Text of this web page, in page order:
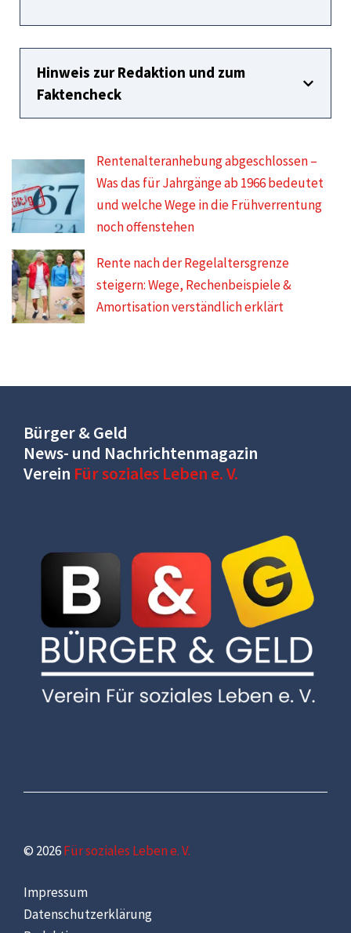
Hinweis zur Redaktion und zum
Faktencheck
Rentenalteranhebung abgeschlossen –
Was das für Jahrgänge ab 1966 bedeutet
und welche Wege in die Frühverrentung
noch offenstehen
Rente nach der Regelaltersgrenze
steigern: Wege, Rechenbeispiele &
Amortisation verständlich erklärt
Bürger & Geld
News- und Nachrichtenmagazin
Verein Für soziales Leben e. V.
© 2026Für soziales Leben e. V.
Impressum
Datenschutzerklärung